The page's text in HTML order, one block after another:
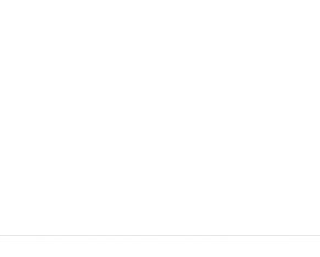
vous demain au festival des grands vins